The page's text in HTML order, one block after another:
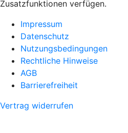
Zusatzfunktionen verfügen.
Impressum
Datenschutz
Nutzungsbedingungen
Rechtliche Hinweise
AGB
Barrierefreiheit
Vertrag widerrufen